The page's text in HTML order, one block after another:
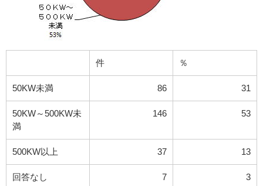
件 ％
50KW未満 86 31
50KW～500KW未
満
146 53
500KW以上 37 13
回答なし 7 3